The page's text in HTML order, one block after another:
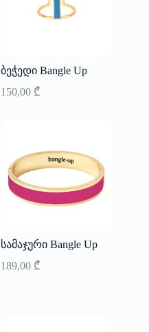
ბეჭედი Bangle Up
150,00 ₾
სამაჯური Bangle Up
189,00 ₾